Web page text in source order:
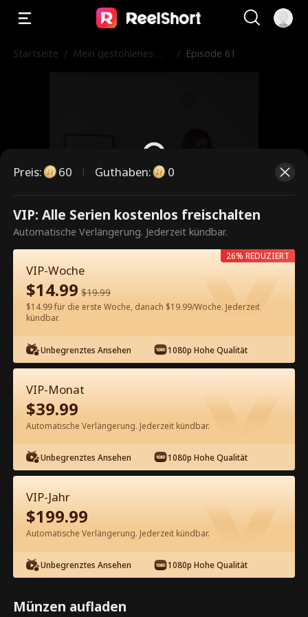
Startseite / Mein gestohlenes Mill
/ Episode 61
Dies ist eine kostenpflichtige
Episode. Bitte entsperren, um
60 Jetzt entsperren
Kostenlos in der App ansehen
Episode 61 - Mein gestohlenes
Milliardärsleben Kompletter Film
0-49 50-75
61 62 63 64 65
Preis: 60 Guthaben: 0
VIP: Alle Serien kostenlos freischalten
Automatische Verlängerung. Jederzeit kündbar.
VIP-Woche
$14.99 $19.99
$14.99 für die erste Woche, danach $19.99/Woche. Jederzeit
kündbar.
Unbegrenztes Ansehen 1080p Hohe Qualität
26% REDUZIERT
VIP-Monat
$39.99
Automatische Verlängerung. Jederzeit kündbar.
Unbegrenztes Ansehen 1080p Hohe Qualität
VIP-Jahr
$199.99
Automatische Verlängerung. Jederzeit kündbar.
Unbegrenztes Ansehen 1080p Hohe Qualität
Münzen aufladen